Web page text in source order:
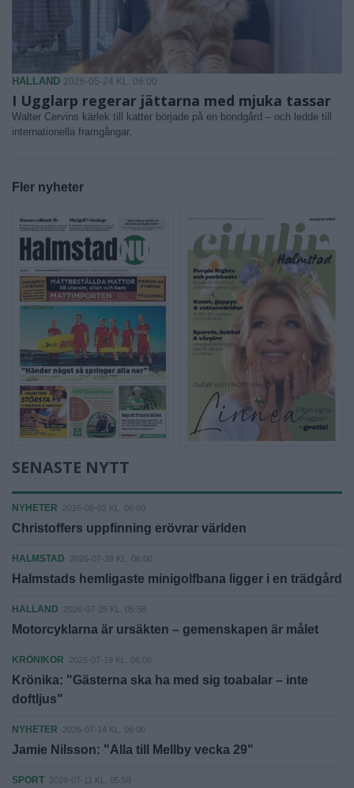
HALLAND 2026-05-24 KL. 06:00
I Ugglarp regerar jättarna med mjuka tassar
Walter Cervins kärlek till katter började på en bondgård – och ledde till
internationella framgångar.
Fler nyheter
SENASTE NYTT
NYHETER 2026-08-02 KL. 06:00
Christoffers uppfinning erövrar världen
HALMSTAD 2026-07-28 KL. 06:00
Halmstads hemligaste minigolfbana ligger i en trädgård
HALLAND 2026-07-25 KL. 05:58
Motorcyklarna är ursäkten – gemenskapen är målet
KRÖNIKOR 2026-07-19 KL. 06:00
Krönika: "Gästerna ska ha med sig toabalar – inte
doftljus"
NYHETER 2026-07-14 KL. 06:00
Jamie Nilsson: "Alla till Mellby vecka 29"
SPORT 2026-07-11 KL. 05:58